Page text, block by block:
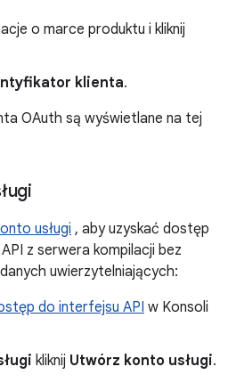
o marce produktu i kliknij
klienta.
OAuth są wyświetlane na tej
usługi , aby uzyskać dostęp
z serwera kompilacji bez
uwierzytelniających:
do interfejsu API w Konsoli
kliknij Utwórz konto usługi.